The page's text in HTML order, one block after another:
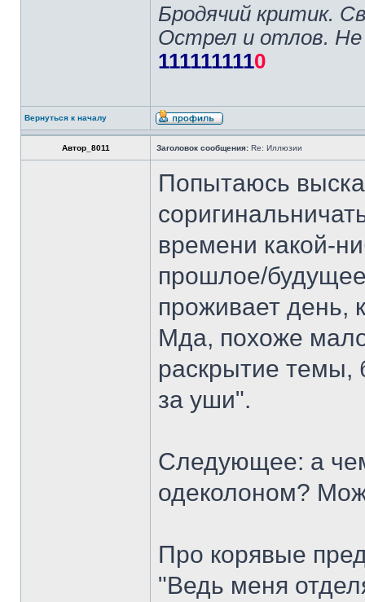
Бродячий критик.
Острел и отлов. Не
1111111110
Вернуться к началу
Автор_8011 Заголовок сообщения: Re: Иллюзии
Попытаюсь
времени какой-
прошлое/
проживает день,
Мда, похоже
раскрытие темы,
за уши".
Следующее: а
одеколоном?
Про корявые
"Ведь меня